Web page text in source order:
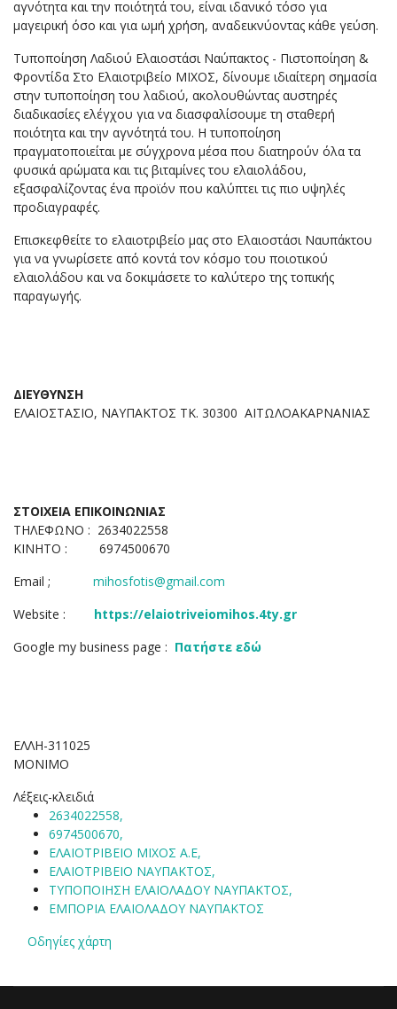
αγνότητα και την ποιότητά του, είναι ιδανικό τόσο για
μαγειρική όσο και για ωμή χρήση, αναδεικνύοντας κάθε γεύση.
Τυποποίηση Λαδιού Ελαιοστάσι Ναύπακτος - Πιστοποίηση &
Φροντίδα Στο Ελαιοτριβείο ΜΙΧΟΣ, δίνουμε ιδιαίτερη σημασία
στην τυποποίηση του λαδιού, ακολουθώντας αυστηρές
διαδικασίες ελέγχου για να διασφαλίσουμε τη σταθερή
ποιότητα και την αγνότητά του. Η τυποποίηση
πραγματοποιείται με σύγχρονα μέσα που διατηρούν όλα τα
φυσικά αρώματα και τις βιταμίνες του ελαιολάδου,
εξασφαλίζοντας ένα προϊόν που καλύπτει τις πιο υψηλές
προδιαγραφές.
Επισκεφθείτε το ελαιοτριβείο μας στο Ελαιοστάσι Ναυπάκτου
για να γνωρίσετε από κοντά τον κόσμο του ποιοτικού
ελαιολάδου και να δοκιμάσετε το καλύτερο της τοπικής
παραγωγής.
ΔΙΕΥΘΥΝΣΗ
ΕΛΑΙΟΣΤΑΣΙΟ, ΝΑΥΠΑΚΤΟΣ ΤΚ. 30300 ΑΙΤΩΛΟΑΚΑΡΝΑΝΙΑΣ
ΣΤΟΙΧΕΙΑ ΕΠΙΚΟΙΝΩΝΙΑΣ
ΤΗΛΕΦΩΝΟ : 2634022558
ΚΙΝΗΤΟ : 6974500670
Email ; mihosfotis@gmail.com
Website : https://elaiotriveiomihos.4ty.gr
Google my business page : Πατήστε εδώ
ΕΛΛΗ-311025
ΜΟΝΙΜΟ
Λέξεις-κλειδιά
2634022558,
6974500670,
ΕΛΑΙΟΤΡΙΒΕΙΟ ΜΙΧΟΣ Α.Ε,
ΕΛΑΙΟΤΡΙΒΕΙΟ ΝΑΥΠΑΚΤΟΣ,
ΤΥΠΟΠΟΙΗΣΗ ΕΛΑΙΟΛΑΔΟΥ ΝΑΥΠΑΚΤΟΣ,
ΕΜΠΟΡΙΑ ΕΛΑΙΟΛΑΔΟΥ ΝΑΥΠΑΚΤΟΣ
Οδηγίες χάρτη